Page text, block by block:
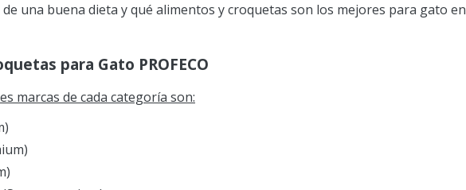
una buena dieta y qué alimentos y croquetas son los mejores para gato en
para Gato PROFECO
marcas de cada categoría son: